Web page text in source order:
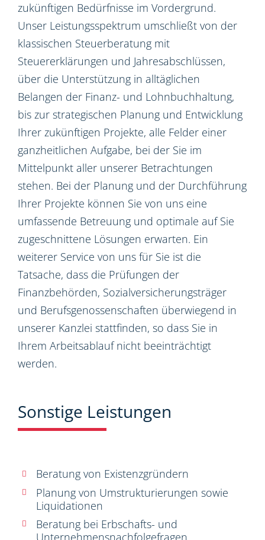
zukünftigen Bedürfnisse im Vordergrund.
Unser Leistungsspektrum umschließt von der
klassischen Steuerberatung mit
Steuererklärungen und Jahresabschlüssen,
über die Unterstützung in alltäglichen
Belangen der Finanz- und Lohnbuchhaltung,
bis zur strategischen Planung und Entwicklung
Ihrer zukünftigen Projekte, alle Felder einer
ganzheitlichen Aufgabe, bei der Sie im
Mittelpunkt aller unserer Betrachtungen
stehen. Bei der Planung und der Durchführung
Ihrer Projekte können Sie von uns eine
umfassende Betreuung und optimale auf Sie
zugeschnittene Lösungen erwarten. Ein
weiterer Service von uns für Sie ist die
Tatsache, dass die Prüfungen der
Finanzbehörden, Sozialversicherungsträger
und Berufsgenossenschaften überwiegend in
unserer Kanzlei stattfinden, so dass Sie in
Ihrem Arbeitsablauf nicht beeinträchtigt
werden.
Sonstige Leistungen
Beratung von Existenzgründern
Planung von Umstrukturierungen sowie
Liquidationen
Beratung bei Erbschafts- und
Unternehmensnachfolgefragen